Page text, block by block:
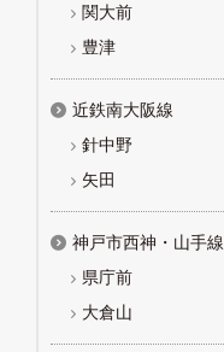
関大前
豊津
近鉄南大阪線
針中野
矢田
神戸市西神・山手線
県庁前
大倉山